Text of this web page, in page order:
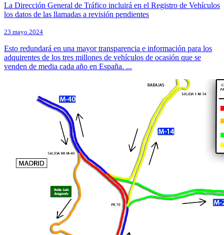
La Dirección General de Tráfico incluirá en el Registro de Vehículos
los datos de las llamadas a revisión pendientes
23 mayo 2024
Esto redundará en una mayor transparencia e información para los
adquirentes de los tres millones de vehículos de ocasión que se
venden de media cada año en España. ...